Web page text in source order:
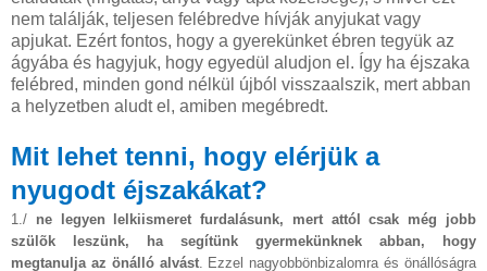
nem találják, teljesen felébredve hívják anyjukat vagy
apjukat. Ezért fontos, hogy a gyerekünket ébren tegyük az
ágyába és hagyjuk, hogy egyedül aludjon el. Így ha éjszaka
felébred, minden gond nélkül újból visszaalszik, mert abban
a helyzetben aludt el, amiben megébredt.
Mit lehet tenni, hogy elérjük a
nyugodt éjszakákat?
1./ ne legyen lelkiismeret furdalásunk, mert attól csak még jobb
szülõk leszünk, ha segítünk gyermekünknek abban, hogy
megtanulja az önálló alvást. Ezzel nagyobbönbizalomra és önállóságra